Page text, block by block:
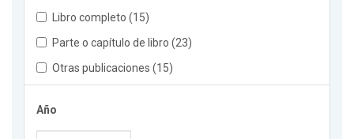
Libro completo (15)
Parte o capítulo de libro (23)
Otras publicaciones (15)
Año